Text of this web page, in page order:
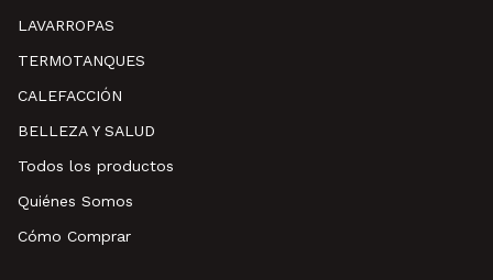
LAVARROPAS
TERMOTANQUES
CALEFACCIÓN
BELLEZA Y SALUD
Todos los productos
Quiénes Somos
Cómo Comprar